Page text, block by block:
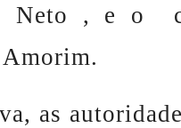
Neto , e o
as